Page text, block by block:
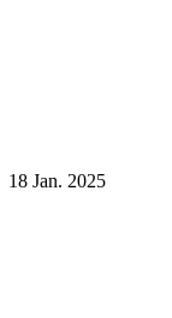
18 Jan. 2025